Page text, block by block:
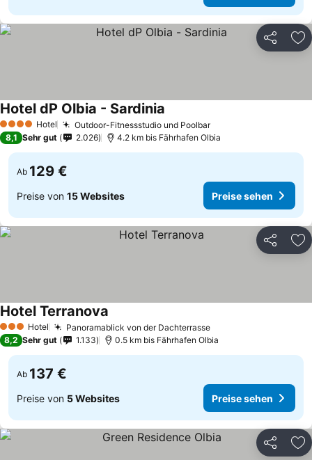
Teilen
4 Sterne Hotel Outdoor-Fitnessstudio und Poolbar
Hotel dP Olbia - Sardinia
8,1 Sehr gut 2.026 4.2 km bis Fährhafen Olbia
Ab 129 €
Preise von 15 Websites Preise sehen
Teilen
3 SterneHotel Panoramablick von der Dachterrasse
Hotel Terranova
8,2 Sehr gut 1.133 0.5 km bis Fährhafen Olbia
Ab 137 €
Preise von 5 Websites Preise sehen
Teilen